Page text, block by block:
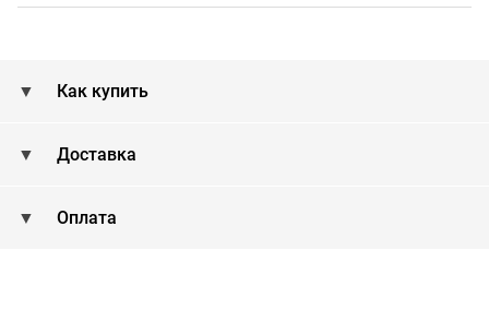
Как купить
Доставка
Оплата